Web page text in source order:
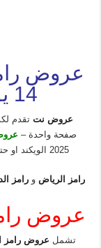
14 يونيو 2025 الويكند
عروض نتتقدم
صفحة واحدة – عروض
2025 الويكند او حتى نفاذ الكمية من
رامز الرياض ورامز
عروض رامز
تشمل عروض رامز